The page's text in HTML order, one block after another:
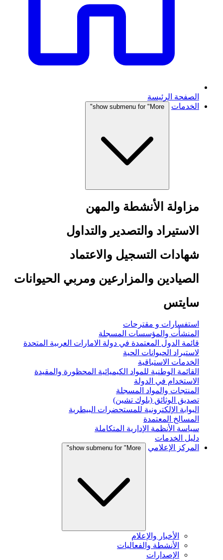
الصفحة الرئيسة
الخدمات
show submenu for "More"
مزاولة الأنشطة والمهن
الاستيراد والتصدير والتداول
شهادات التسجيل والاعتماد
الصيادين والمزارعين ومربي الحيوانات
سايتس
استفسارات و مقترحات
المنشأت والمؤسسات المسجلة
قائمة الدول المعتمدة في دولة الامارات العربية المتحدة
لاستيراد الحيوانات الحية
الخدمات الاستباقية
القائمة الوطنية للمواد الكيميائية المحظورة والمقيدة
الاستخدام في الدولة
المنتجات والمواد المسجلة
تصديق الوثائق (بلوك تشين)
البوابة الإلكترونية للمستحضرات البيطرية
المسالخ المعتمدة
سياسة الأنظمة الإدارية المتكاملة
دليل الخدمات
المركز الإعلامي
show submenu for "More"
الأخبار والإعلام
الأنشطة والفعاليات
الإصدارات